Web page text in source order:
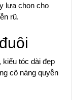
lựa chọn cho
rũ.
tóc dài đẹp
cô nàng quyễn